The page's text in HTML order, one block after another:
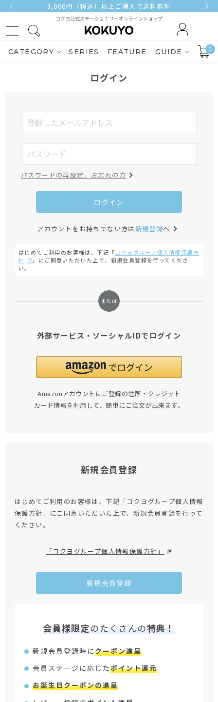
3,000円（税込）以上ご購入で送料無料
コクヨ公式ステーショナリーオンラインショップ
CATEGORY SERIES FEATURE GUIDE 0
ログイン
パスワードの再設定、お忘れの方
ログイン
アカウントをお持ちでない方は新規登録へ
はじめてご利用のお客様は、下記「コクヨグループ個人情報保護方
針
」にご同意いただいた上で、新規会員登録を行ってくださ
い。
外部サービス・ソーシャルIDでログイン
Amazonアカウントにご登録の住所・クレジット
カード情報を利用して、簡単にご注文が出来ます。
新規会員登録
はじめてご利用のお客様は、下記「コクヨグループ個人情報
保護方針」にご同意いただいた上で、新規会員登録を行って
ください。
「コクヨグループ個人情報保護方針」
新規会員登録
会員様限定のたくさんの特典！
新規会員登録時にクーポン進呈
会員ステージに応じたポイント還元
お誕生日クーポンの進呈